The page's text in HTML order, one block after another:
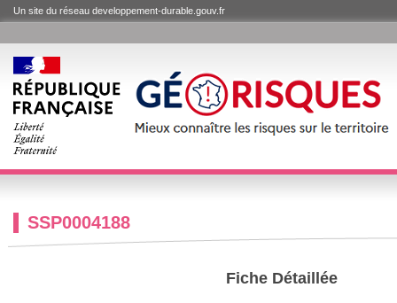
Un site du réseau developpement-durable.gouv.fr
SSP0004188
Fiche Détaillée